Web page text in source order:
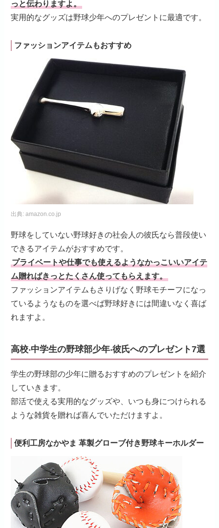
っと伝わりますよ。
実用的なグッズは野球少年へのプレゼントに最適です。
ファッションアイテムもおすすめ
出典:amazon.co.jp
野球をしていない野球好きの社会人の彼氏なら普段使い
できるアイテムがおすすめです。
プライベートや仕事でも使えるようなかっこいいアイテ
ム贈ればきっとたくさん使ってもらえます。
ファッションアイテムもさりげなく野球モチーフになっ
ているようなものを選べば野球好きには間違いなく喜ば
れますよ。
高校‧中学生の野球部少年‧彼氏へのプレゼント7選
学生の野球部の少年に贈るおすすめのプレゼントを紹介
していきます。
部活で使える実用的なグッズや、いつも身につけられる
ような雑貨を贈れば喜んでいただけますよ。
便利工房なかやま 革製グローブ付き野球キーホルダー